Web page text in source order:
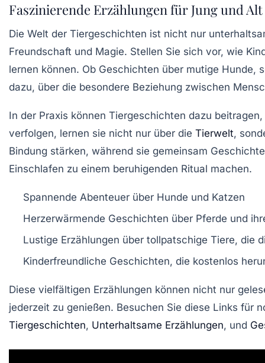
Faszinierende Erzählungen für Jung und Alt
Die Welt der Tiergeschichten ist nicht nur
Freundschaft und Magie. Stellen Sie sich vor, wie
lernen können. Ob Geschichten über mutige Hunde,
dazu, über die besondere Beziehung zwischen
In der Praxis können Tiergeschichten dazu
verfolgen, lernen sie nicht nur über die Tierwelt,
Bindung stärken, während sie gemeinsam
Einschlafen zu einem beruhigenden Ritual machen.
Spannende Abenteuer über Hunde und Katzen
Herzerwärmende Geschichten über Pferde und
Lustige Erzählungen über tollpatschige Tiere, die
Kinderfreundliche Geschichten, die kostenlos
Diese vielfältigen Erzählungen können nicht nur
jederzeit zu genießen. Besuchen Sie diese Links für
Tiergeschichten, Unterhaltsame Erzählungen, und